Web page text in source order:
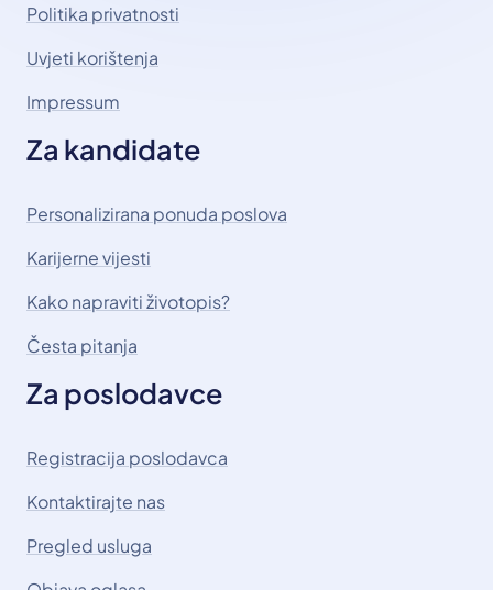
Politika privatnosti
Uvjeti korištenja
Impressum
Za kandidate
Personalizirana ponuda poslova
Karijerne vijesti
Kako napraviti životopis?
Česta pitanja
Za poslodavce
Registracija poslodavca
Kontaktirajte nas
Pregled usluga